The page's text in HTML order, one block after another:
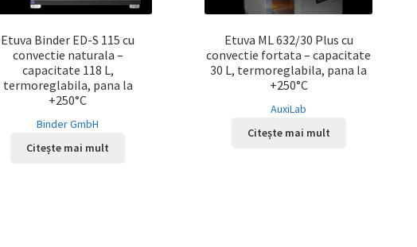
Etuva Binder ED-S 115 cu
convectie naturala –
capacitate 118 L,
termoreglabila, pana la
+250°C
Binder GmbH
Citește mai mult
Etuva ML 632/30 Plus cu
convectie fortata – capacitate
30 L, termoreglabila, pana la
+250°C
AuxiLab
Citește mai mult